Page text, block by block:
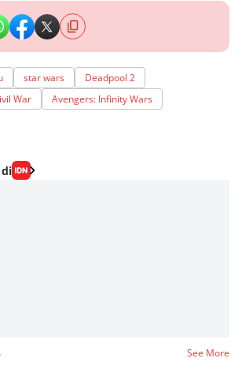
star wars
Deadpool 2
War
Avengers: Infinity Wars
See More